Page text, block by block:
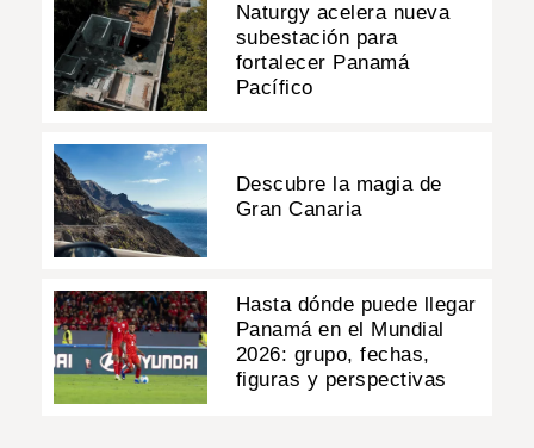
Naturgy acelera nueva
subestación para
fortalecer Panamá
Pacífico
Descubre la magia de
Gran Canaria
Hasta dónde puede llegar
Panamá en el Mundial
2026: grupo, fechas,
figuras y perspectivas